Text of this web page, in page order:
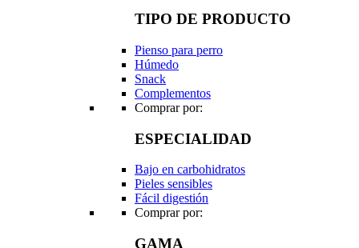
TIPO DE PRODUCTO
Pienso para perro
Húmedo
Snack
Complementos
Comprar por:
ESPECIALIDAD
Bajo en carbohidratos
Pieles sensibles
Fácil digestión
Comprar por:
GAMA